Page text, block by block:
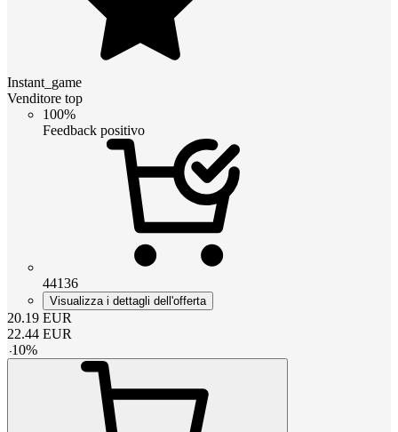
Instant_game
Venditore top
100%
Feedback positivo
44136
Visualizza i dettagli dell'offerta
20.19 EUR
22.44 EUR
-10%